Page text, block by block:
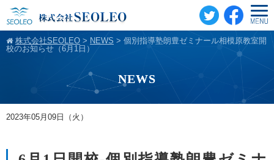
株式会社SEOLEO > NEWS > 個別指導塾朗豊ゼミナール相模原教室開
校のお知らせ（6月1日）
NEWS
2023年05月09日（火）